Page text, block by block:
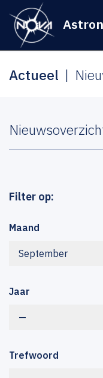
Actueel
Filter op:
Maand
September
Jaar
—
Trefwoord